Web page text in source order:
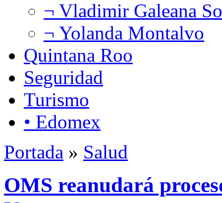
¬ Vladimir Galeana
¬ Yolanda Montalvo
Quintana Roo
Seguridad
Turismo
• Edomex
Portada » Salud
OMS reanudará